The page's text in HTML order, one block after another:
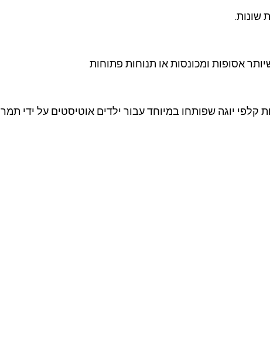
שונות.
אסופות ומכונסות או תנוחות פתוחות
קלפי יוגה שפותחו במיוחד עבור ילדים אוטיסטים על ידי תמר